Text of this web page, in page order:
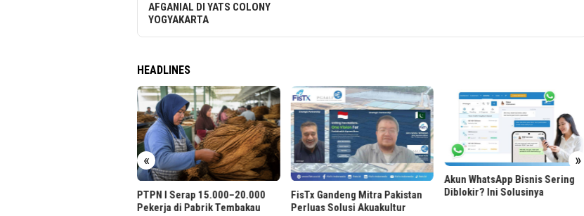
AFGANIAL DI YATS COLONY
YOGYAKARTA
HEADLINES
« »
PTPN I Serap 15.000–20.000
Pekerja di Pabrik Tembakau
FisTx Gandeng Mitra Pakistan
Perluas Solusi Akuakultur
Akun WhatsApp Bisnis Sering
Diblokir? Ini Solusinya